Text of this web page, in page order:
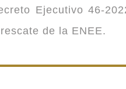
Ejecutivo 46-
de la ENEE.